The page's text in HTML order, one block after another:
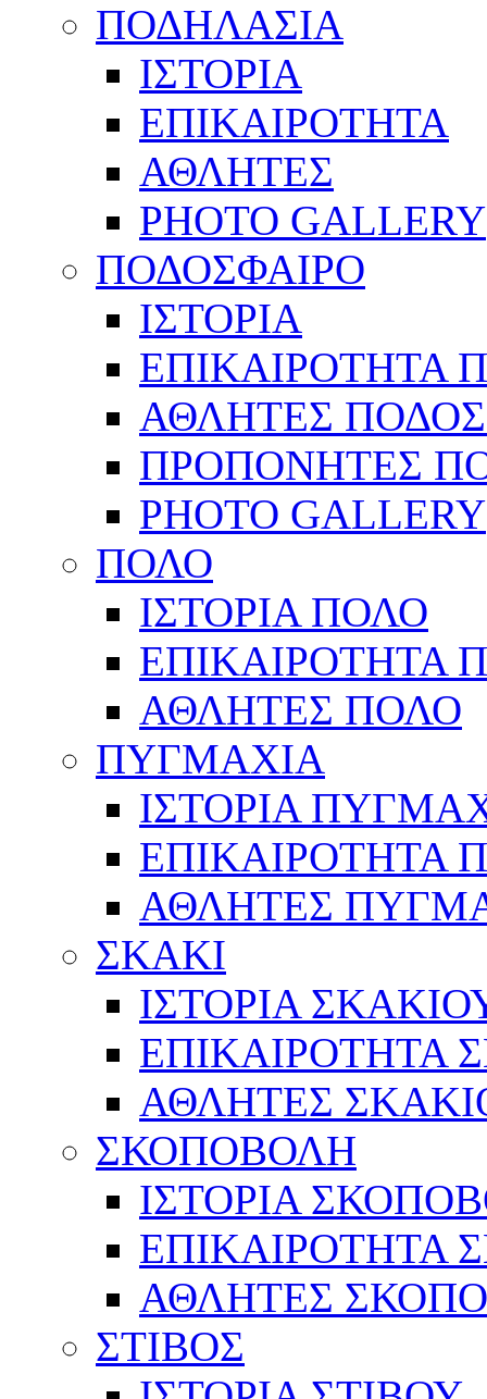
ΠΟΔΗΛΑΣΙΑ
ΙΣΤΟΡΙΑ
ΕΠΙΚΑΙΡΟΤΗΤΑ
ΑΘΛΗΤΕΣ
PHOTO GALLERY
ΠΟΔΟΣΦΑΙΡΟ
ΙΣΤΟΡΙΑ
ΕΠΙΚΑΙΡΟΤΗΤΑ
ΑΘΛΗΤΕΣ
ΠΡΟΠΟΝΗΤΕΣ
PHOTO GALLERY
ΠΟΛΟ
ΙΣΤΟΡΙΑ ΠΟΛΟ
ΕΠΙΚΑΙΡΟΤΗΤΑ
ΑΘΛΗΤΕΣ ΠΟΛΟ
ΠΥΓΜΑΧΙΑ
ΙΣΤΟΡΙΑ
ΕΠΙΚΑΙΡΟΤΗΤΑ
ΑΘΛΗΤΕΣ
ΣΚΑΚΙ
ΙΣΤΟΡΙΑ
ΕΠΙΚΑΙΡΟΤΗΤΑ
ΑΘΛΗΤΕΣ
ΣΚΟΠΟΒΟΛΗ
ΙΣΤΟΡΙΑ
ΕΠΙΚΑΙΡΟΤΗΤΑ
ΑΘΛΗΤΕΣ
ΣΤΙΒΟΣ